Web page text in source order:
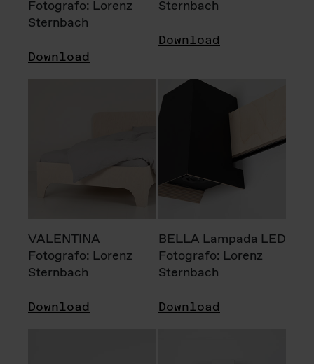
Fotografo: Lorenz
Sternbach
Download
Sternbach
Download
VALENTINA
Fotografo: Lorenz
Sternbach
Download
BELLA Lampada LED
Fotografo: Lorenz
Sternbach
Download